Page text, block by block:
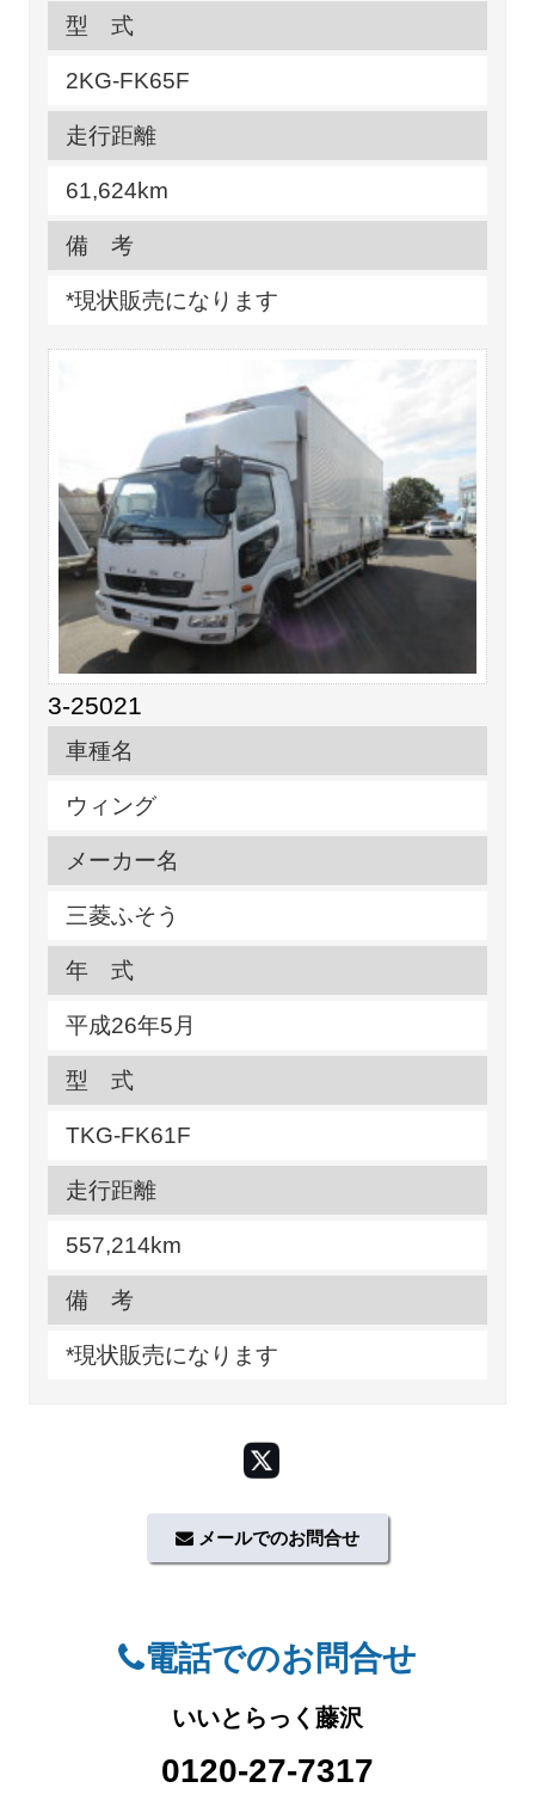
型 式
2KG-FK65F
走行距離
61,624km
備 考
*現状販売になります
3-25021
車種名
ウィング
メーカー名
三菱ふそう
年 式
平成26年5月
型 式
TKG-FK61F
走行距離
557,214km
備 考
*現状販売になります
メールでのお問合せ
電話でのお問合せ
いいとらっく藤沢
0120-27-7317